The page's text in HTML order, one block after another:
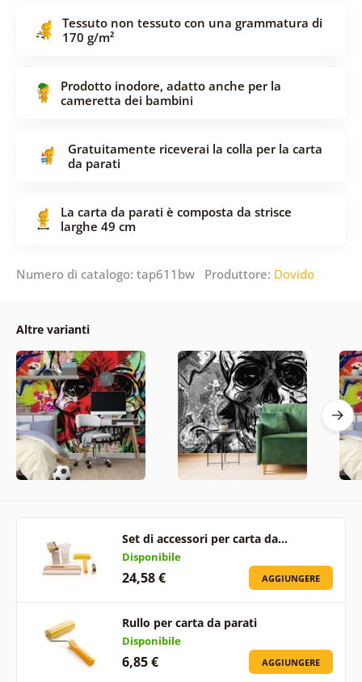
Tessuto non tessuto con una grammatura di
170 g/m²
Prodotto inodore, adatto anche per la
cameretta dei bambini
Gratuitamente riceverai la colla per la carta
da parati
La carta da parati è composta da strisce
larghe 49 cm
Numero di catalogo: tap611bw Produttore: Dovido
Altre varianti
Set di accessori per carta da…
Disponibile
24,58 € AGGIUNGERE
Rullo per carta da parati
Disponibile
6,85 € AGGIUNGERE